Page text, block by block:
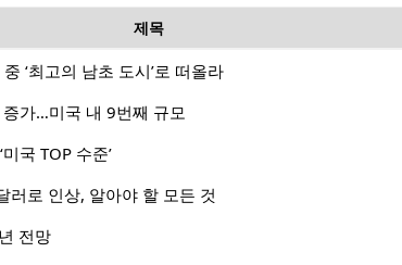
제목
‘최고의 남초 도시’로 떠올라
가…미국 내 9번째 규모
국 TOP 수준’
러로 인상, 알아야 할 모든 것
전망